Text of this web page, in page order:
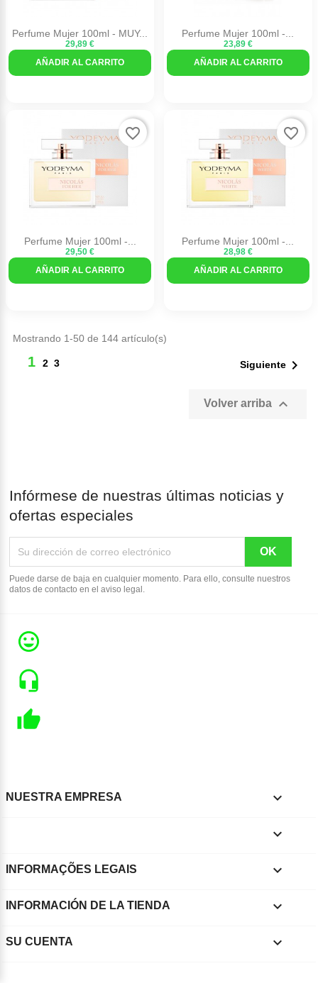
Perfume Mujer 100ml - MUY...
29,89 €
AÑADIR AL CARRITO
Perfume Mujer 100ml -...
23,89 €
AÑADIR AL CARRITO
Perfume Mujer 100ml -...
29,50 €
AÑADIR AL CARRITO
favorite_border
Perfume Mujer 100ml -...
28,98 €
AÑADIR AL CARRITO
favorite_border
Mostrando 1-50 de 144 artículo(s)
1 2 3 Siguiente 
Volver arriba 
Infórmese de nuestras últimas noticias y
ofertas especiales
Puede darse de baja en cualquier momento. Para ello, consulte nuestros
datos de contacto en el aviso legal.
NUESTRA EMPRESA 

INFORMAÇÕES LEGAIS 
INFORMACIÓN DE LA TIENDA keyboard_arrow_down
SU CUENTA 